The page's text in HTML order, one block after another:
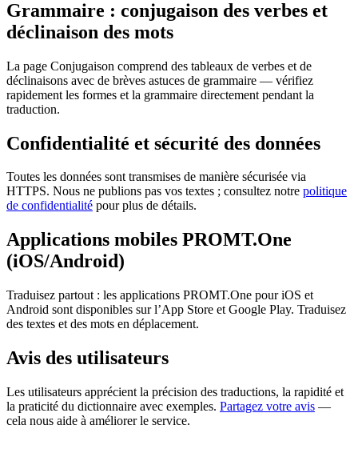
Grammaire : conjugaison des verbes et
déclinaison des mots
La page Conjugaison comprend des tableaux de verbes et de
déclinaisons avec de brèves astuces de grammaire — vérifiez
rapidement les formes et la grammaire directement pendant la
traduction.
Confidentialité et sécurité des données
Toutes les données sont transmises de manière sécurisée via
HTTPS. Nous ne publions pas vos textes ; consultez notre politique
de confidentialité pour plus de détails.
Applications mobiles PROMT.One
(iOS/Android)
Traduisez partout : les applications PROMT.One pour iOS et
Android sont disponibles sur l’App Store et Google Play. Traduisez
des textes et des mots en déplacement.
Avis des utilisateurs
Les utilisateurs apprécient la précision des traductions, la rapidité et
la praticité du dictionnaire avec exemples. Partagez votre avis —
cela nous aide à améliorer le service.